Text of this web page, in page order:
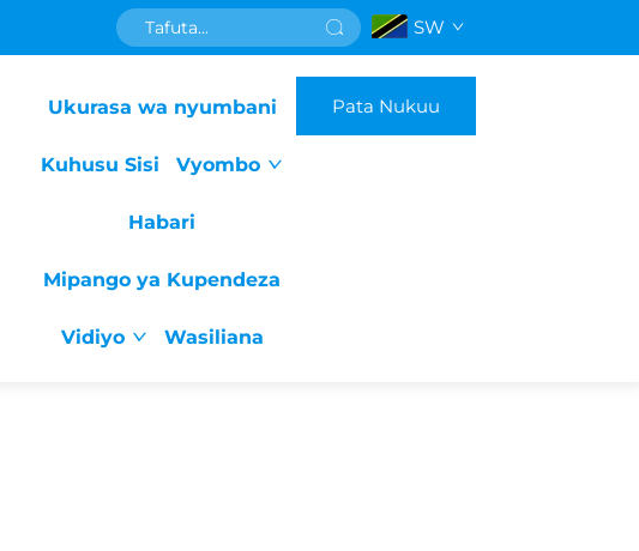
SW
Ukurasa wa nyumbani
Kuhusu Sisi Vyombo
Habari
Mipango ya Kupendeza
Vidiyo Wasiliana
Pata Nukuu